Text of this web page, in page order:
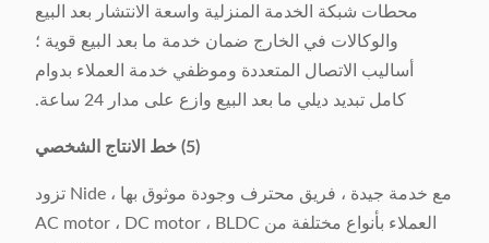
محطات شبكة الخدمة المنزلية واسعة الانتشار بعد البيع
والوكالات في الخارج ضمان خدمة ما بعد البيع قوية ؛
أساليب الاتصال المتعددة وموظفي خدمة العملاء بدوام
كامل تبديد ديلي ما بعد البيع وازع على مدار 24 ساعة.
(5) خط الانتاج الشخصي
مع خدمة جيدة ، فريق محترف وجودة موثوق بها ، Nide تزود
العملاء بأنواع مختلفة من AC motor ، DC motor ، BLDC